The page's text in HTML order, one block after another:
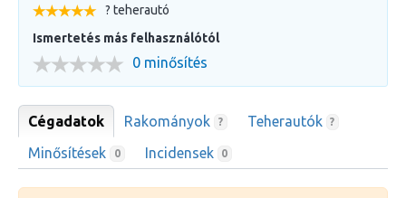
? teherautó
Ismertetés más felhasználótól
0 minősítés
Cégadatok Rakományok ? Teherautók ?
Minősítések 0 Incidensek 0